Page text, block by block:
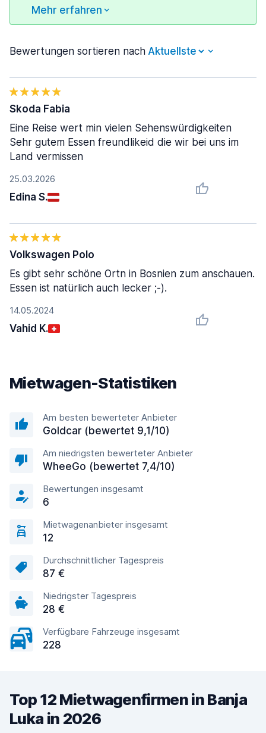
Mehr erfahren
Bewertungen sortieren nach
25.03.2026
Edina S.
Skoda Fabia
Eine Reise wert min vielen Sehenswürdigkeiten
Sehr gutem Essen freundlikeid die wir bei uns im
Land vermissen
14.05.2024
Vahid K.
Volkswagen Polo
Es gibt sehr schöne Ortn in Bosnien zum anschauen.
Essen ist natürlich auch lecker ;-).
Mietwagen-Statistiken
Am besten bewerteter Anbieter
Goldcar (bewertet 9,1/10)
Am niedrigsten bewerteter Anbieter
WheeGo (bewertet 7,4/10)
Bewertungen insgesamt
6
Mietwagenanbieter insgesamt
12
Durchschnittlicher Tagespreis
87 €
Niedrigster Tagespreis
28 €
Verfügbare Fahrzeuge insgesamt
228
Top 12 Mietwagenfirmen in Banja
Luka in 2026